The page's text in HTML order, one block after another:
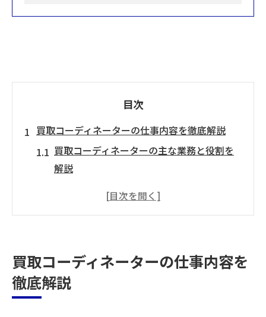
目次
買取コーディネーターの仕事内容を徹底解説
買取コーディネーターの主な業務と役割を
解説
査定や買取現場で求められるスキルとは
性
収入や報酬制度から見る買取業界のリアル
買取コーディネーターの仕事内容を
徹底解説